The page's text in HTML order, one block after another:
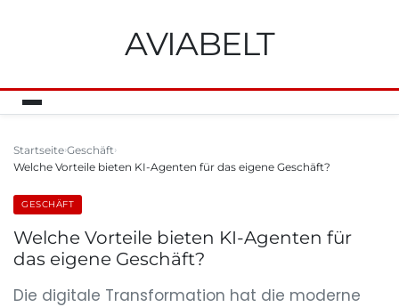
AVIABELT
Startseite Geschäft
Welche Vorteile bieten KI-Agenten für das eigene Geschäft?
GESCHÄFT
Welche Vorteile bieten KI-Agenten für
das eigene Geschäft?
Die digitale Transformation hat die moderne